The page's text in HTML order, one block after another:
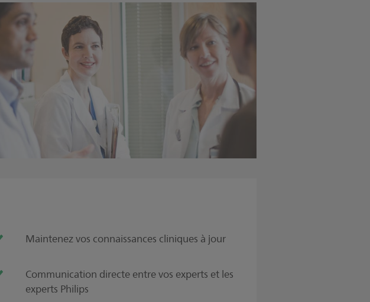
Maintenez vos connaissances cliniques à jour
Communication directe entre vos experts et les
experts Philips